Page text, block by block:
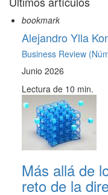
bookmark
Alejandro Ylla
Business Review
Junio 2026
Lectura de 10 min.
Más allá de
reto de la